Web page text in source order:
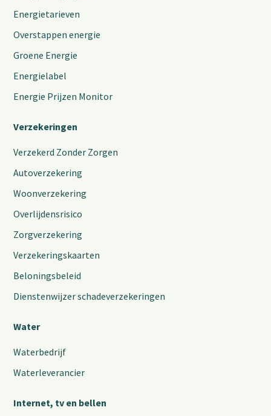
Energietarieven
Overstappen energie
Groene Energie
Energielabel
Energie Prijzen Monitor
Verzekeringen
Verzekerd Zonder Zorgen
Autoverzekering
Woonverzekering
Overlijdensrisico
Zorgverzekering
Verzekeringskaarten
Beloningsbeleid
Dienstenwijzer schadeverzekeringen
Water
Waterbedrijf
Waterleverancier
Internet, tv en bellen